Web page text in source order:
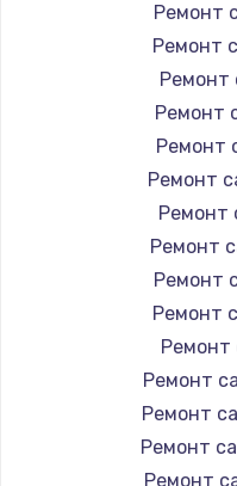
Ремонт
Ремонт
Ремонт
Ремонт
Ремонт
Ремонт
Ремонт
Ремонт
Ремонт
Ремонт
Ремонт
Ремонт
Ремонт
Ремонт
Ремонт